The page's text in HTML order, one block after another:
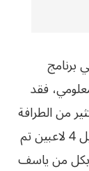
برنامج
فقد
من الطرافة
والغرابة، بحكم أن سعيد عليق استقدمه مقابل 4 لاعبين تم
بكل من ياسف